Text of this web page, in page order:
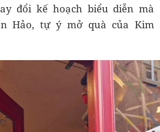
đổi kế hoạch biểu diễn mà
Hảo, tự ý mở quà của Kim